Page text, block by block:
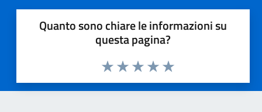
Quanto sono chiare le informazioni su
questa pagina?
Valuta 5 stelle su 5
Valuta 4 stelle su 5
Valuta 3 stelle su 5
Valuta 2 stelle su 5
Valuta 1 stelle su 5